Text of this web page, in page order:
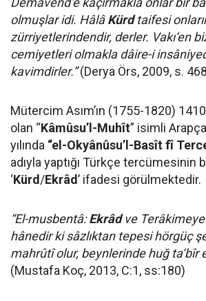
olmuşlar idi. HâlâKürdtaifesi
zürriyetlerindendir, derler. Vakı‘en
cemiyetleri olmakla dâire-i
kavimdirler.”(Derya Örs, 2009, s.
Mütercim Asım’ın (1755-1820) 1410
olan “Kâmûsu’l-Muhît” isimli
yılında “el-Okyânûsu’l-Basît fî
adıyla yaptığı Türkçe tercümesinin
‘Kürd/Ekrâd’ ifadesi görülmektedir.
“El-musbentâ:Ekrâdve
hânedir ki sâzlıktan tepesi hörgüç
mahrûtî olur, beynlerinde huğ ta‘bîr
(Mustafa Koç, 2013, C:1, ss:180)